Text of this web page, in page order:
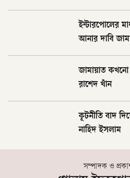
ইন্টারপোলের
আনার দাবি
জামায়াত কখনো
রাশেদ খাঁন
কূটনীতি বাদ
নাহিদ ইসলাম
সম্পাদক ও